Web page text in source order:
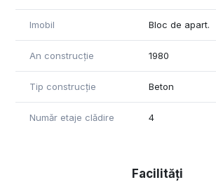
Imobil Bloc de apart.
An construcție 1980
Tip construcție Beton
Număr etaje clădire 4
Facilități